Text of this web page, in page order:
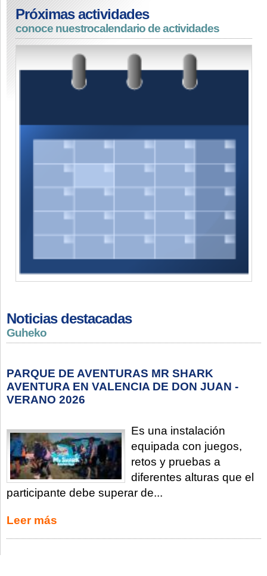
Próximas actividades
conoce nuestrocalendario de actividades
Noticias destacadas
Guheko
PARQUE DE AVENTURAS MR SHARK
AVENTURA EN VALENCIA DE DON JUAN -
VERANO 2026
Es una instalación
equipada con juegos,
retos y pruebas a
diferentes alturas que el
participante debe superar de...
Leer más